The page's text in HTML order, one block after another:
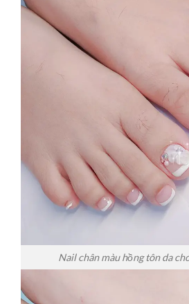
Nail chân màu hồng tôn da